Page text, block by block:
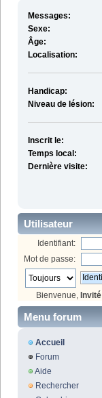
Messages:
Sexe:
Âge:
Localisation:
Handicap:
Niveau de lésion:
Inscrit le:
Temps local:
Dernière visite:
Utilisateur
Identifiant:
Mot de passe:
Bienvenue, Invité
Menu forum
Accueil
Forum
Aide
Rechercher